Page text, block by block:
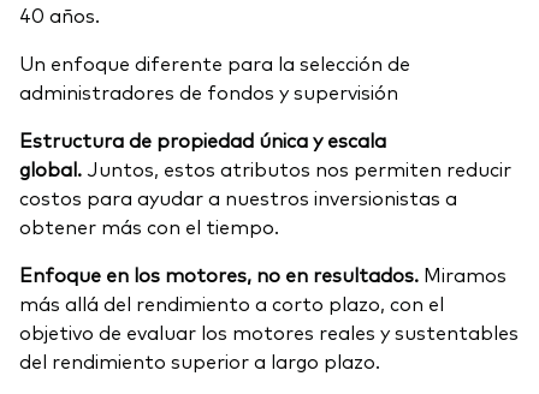
40 años.
Un enfoque diferente para la selección de
administradores de fondos y supervisión
Estructura de propiedad única y escala
global. Juntos, estos atributos nos permiten reducir
costos para ayudar a nuestros inversionistas a
obtener más con el tiempo.
Enfoque en los motores, no en resultados. Miramos
más allá del rendimiento a corto plazo, con el
objetivo de evaluar los motores reales y sustentables
del rendimiento superior a largo plazo.